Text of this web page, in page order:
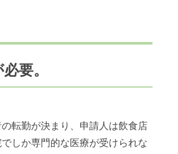
要。
転勤が決まり、申請人は飲食店
しか専門的な医療が受けられな